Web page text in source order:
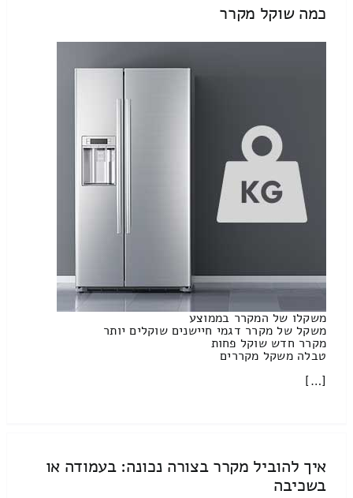
כמה שוקל מקרר
משקלו של המקרר בממוצע
משקל של מקרר דגמי חיישנים שוקלים יותר
מקרר חדש שוקל פחות
טבלה משקל מקררים
[…]
איך להוביל מקרר בצורה נכונה: בעמודה או
בשכיבה